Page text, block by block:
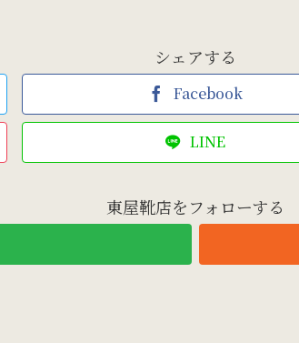
シェアする
Facebook
LINE
東屋靴店をフォローする